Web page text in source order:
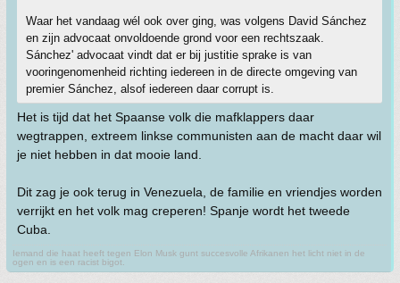
Waar het vandaag wél ook over ging, was volgens David Sánchez
en zijn advocaat onvoldoende grond voor een rechtszaak.
Sánchez' advocaat vindt dat er bij justitie sprake is van
vooringenomenheid richting iedereen in de directe omgeving van
premier Sánchez, alsof iedereen daar corrupt is.
Het is tijd dat het Spaanse volk die mafklappers daar
wegtrappen, extreem linkse communisten aan de macht daar wil
je niet hebben in dat mooie land.
Dit zag je ook terug in Venezuela, de familie en vriendjes worden
verrijkt en het volk mag creperen! Spanje wordt het tweede
Cuba.
Iemand die haat heeft tegen Elon Musk gunt succesvolle Afrikanen het licht niet in de
ogen en is een racist bigot.